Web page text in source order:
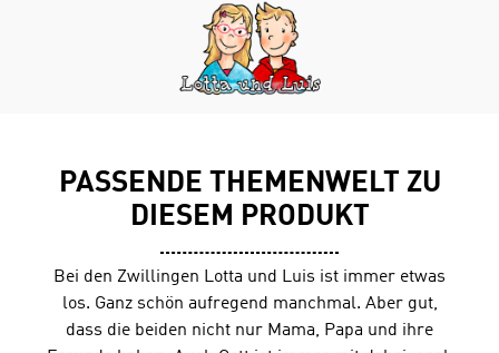
beantworten. Richtige Antworten werden mit
Lesepunkten belohnt.
PASSENDE THEMENWELT ZU
DIESEM PRODUKT
Bei den Zwillingen Lotta und Luis ist immer etwas
los. Ganz schön aufregend manchmal. Aber gut,
dass die beiden nicht nur Mama, Papa und ihre